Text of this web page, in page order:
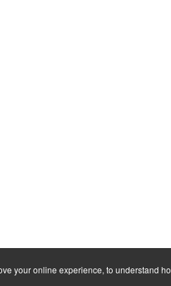
your online experience, to understand